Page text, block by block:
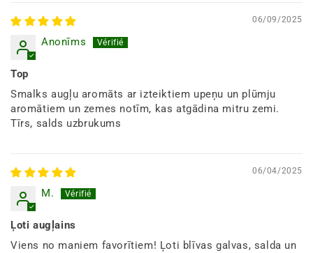
06/09/2025
Anonīms
Top
Smalks augļu aromāts ar izteiktiem upeņu un plūmju
aromātiem un zemes notīm, kas atgādina mitru zemi.
Tīrs, salds uzbrukums
06/04/2025
M.
Ļoti augļains
Viens no maniem favorītiem! Ļoti blīvas galvas, salda un